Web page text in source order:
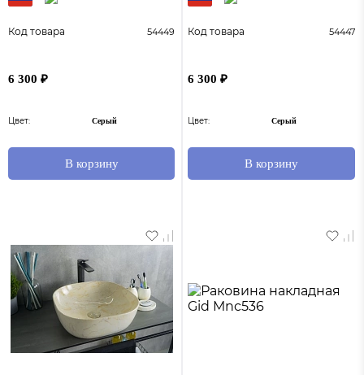
Код товара 54449
6 300 ₽
Цвет: Серый
В корзину
Код товара 54447
6 300 ₽
Цвет: Серый
В корзину